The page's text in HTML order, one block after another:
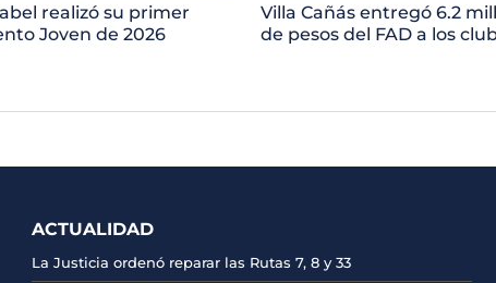
realizó su primer
Joven de 2026
Villa Cañás entregó 6.2
de pesos del FAD a los
ACTUALIDAD
La Justicia ordenó reparar las Rutas 7, 8 y 33